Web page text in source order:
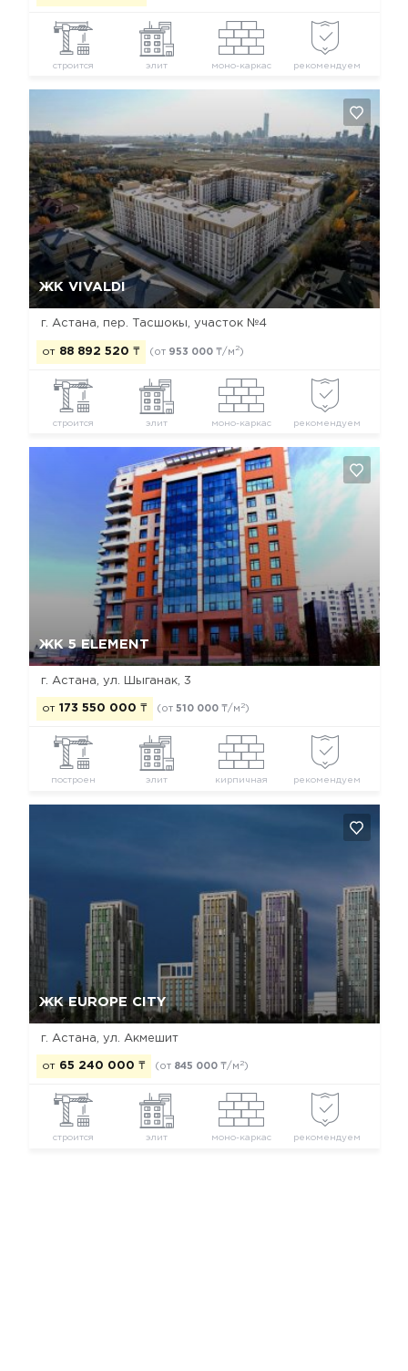
строится элит моно-каркас рекомендуем
ЖК VIVALDI
г. Астана, пер. Тасшокы, участок №4
от 88 892 520 ₸ (от 953 000 ₸/м2)
строится элит моно-каркас рекомендуем
Да, удалить Отмена
ЖК 5 ELEMENT
г. Астана, ул. Шыганак, 3
от 173 550 000 ₸ (от 510 000 ₸/м 2)
построен элит кирпичная рекомендуем
Отмена
ЖК EUROPE CITY
г. Астана, ул. Акмешит
от 65 240 000 ₸ (от 845 000 ₸/м 2)
строится элит моно-каркас рекомендуем
Да, удалить Отмена